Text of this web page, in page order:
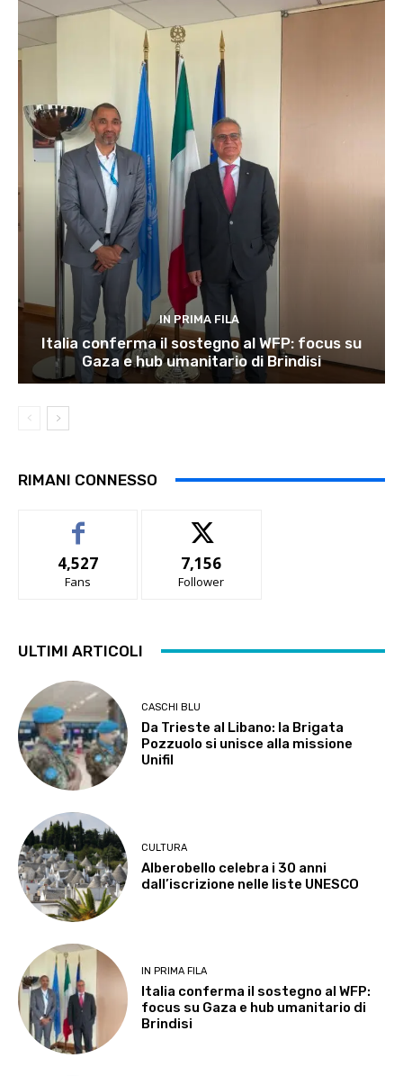
IN PRIMA FILA
Italia conferma il sostegno al WFP: focus su
Gaza e hub umanitario di Brindisi
RIMANI CONNESSO
4,527
Fans
7,156
Follower
ULTIMI ARTICOLI
CASCHI BLU
Da Trieste al Libano: la Brigata
Pozzuolo si unisce alla missione
Unifil
CULTURA
Alberobello celebra i 30 anni
dall’iscrizione nelle liste UNESCO
IN PRIMA FILA
Italia conferma il sostegno al WFP:
focus su Gaza e hub umanitario di
Brindisi